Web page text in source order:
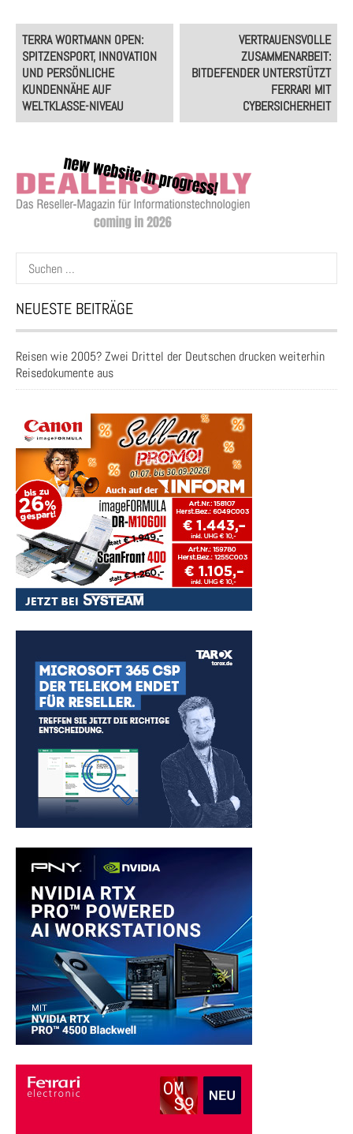
Post
navigation
TERRA WORTMANN OPEN:
SPITZENSPORT, INNOVATION
UND PERSÖNLICHE
KUNDENNÄHE AUF
WELTKLASSE-NIVEAU
VERTRAUENSVOLLE
ZUSAMMENARBEIT:
BITDEFENDER UNTERSTÜTZT
FERRARI MIT
CYBERSICHERHEIT
Suchen
nach:
NEUESTE BEITRÄGE
Reisen wie 2005? Zwei Drittel der Deutschen drucken weiterhin
Reisedokumente aus